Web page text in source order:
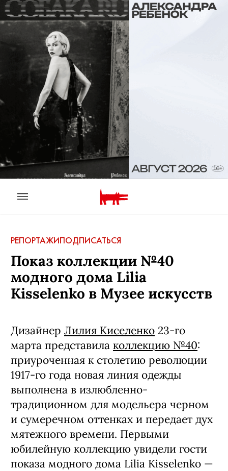
РЕПОРТАЖИПОДПИСАТЬСЯ
Показ коллекции №40
модного дома Lilia
Kisselenko в Музее искусств
Дизайнер Лилия Киселенко 23-го
марта представила коллекцию №40:
приуроченная к столетию революции
1917-го года новая линия одежды
выполнена в излюбленно-
традиционном для модельера черном
и сумеречном оттенках и передает дух
мятежного времени. Первыми
юбилейную коллекцию увидели гости
показа модного дома Lilia Kisselenko —